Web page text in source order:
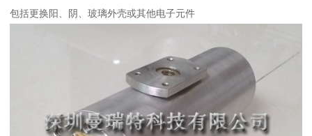
包括更换阳、阴、玻璃外壳或其他电子元件